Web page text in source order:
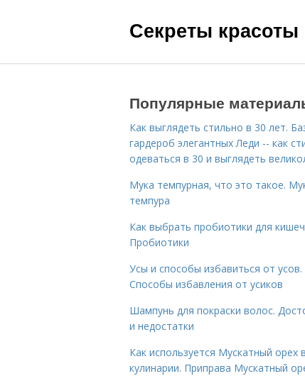
Секреты
Популярные
Как выглядеть стильно в 30 лет.
гардероб элегантных Леди -- как
одеваться в 30 и выглядеть
Мука темпурная, что это такое.
темпура
Как выбрать пробиотики для
Пробиотики
Усы и способы избавиться от усов.
Способы избавления от усиков
Шампунь для покраски волос.
и недостатки
Как используется Мускатный орех в
кулинарии. Приправа Мускатный